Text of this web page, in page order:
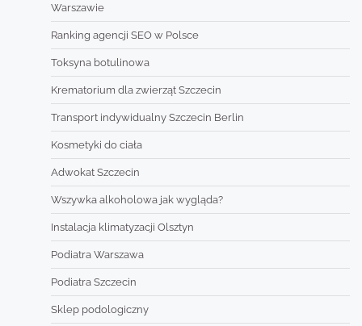
Warszawie
Ranking agencji SEO w Polsce
Toksyna botulinowa
Krematorium dla zwierząt Szczecin
Transport indywidualny Szczecin Berlin
Kosmetyki do ciała
Adwokat Szczecin
Wszywka alkoholowa jak wygląda?
Instalacja klimatyzacji Olsztyn
Podiatra Warszawa
Podiatra Szczecin
Sklep podologiczny